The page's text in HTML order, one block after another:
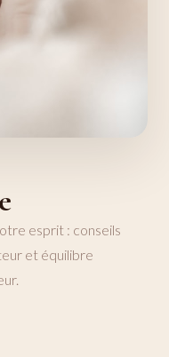
esprit : conseils
et équilibre